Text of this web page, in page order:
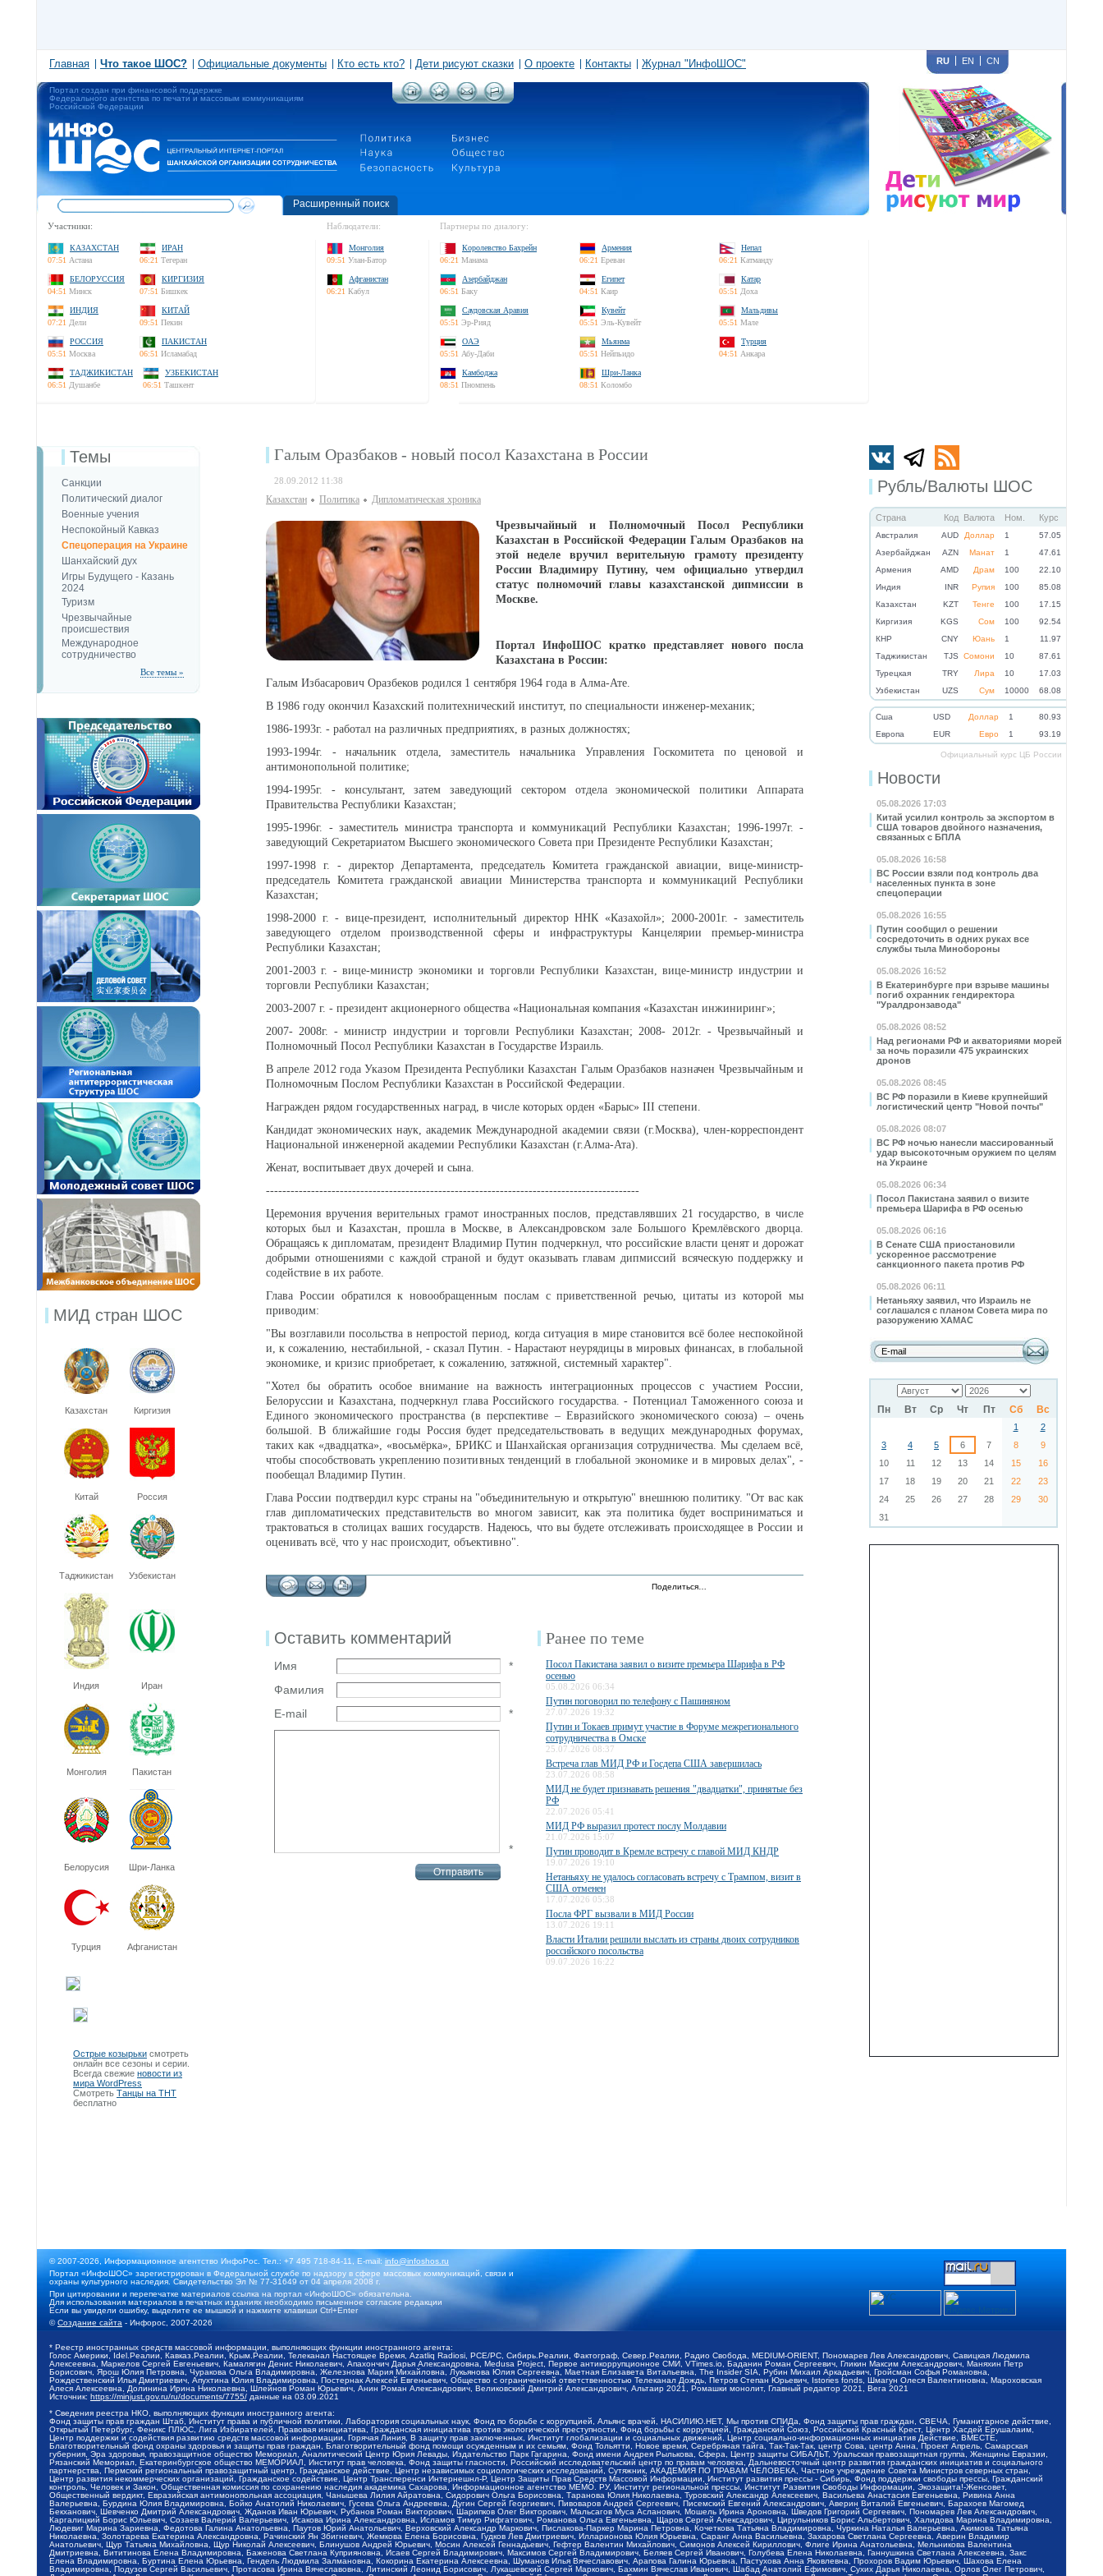
Главная Что такое ШОС? Официальные документы Кто есть кто? Дети рисуют сказки О проекте Контакты Журнал "ИнфоШОС" RU EN CN
Портал создан при финансовой поддержке
Федерального агентства по печати и массовым коммуникациям
Российской Федерации
Расширенный поиск
Участники:
КАЗАХСТАН
07:51 Астана
ИРАН
06:21 Тегеран
БЕЛОРУССИЯ
04:51 Минск
КИРГИЗИЯ
07:51 Бишкек
ИНДИЯ
07:21 Дели
КИТАЙ
09:51 Пекин
РОССИЯ
05:51 Москва
ПАКИСТАН
06:51 Исламабад
ТАДЖИКИСТАН
06:51 Душанбе
УЗБЕКИСТАН
06:51 Ташкент
Наблюдатели:
Монголия
09:51 Улан-Батор
Афганистан
06:21 Кабул
Партнеры по диалогу:
Королевство Бахрейн
06:21 Манама
Армения
06:21 Ереван
Непал
06:21 Катманду
Азербайджан
06:51 Баку
Египет
04:51 Каир
Катар
05:51 Доха
Саудовская Аравия
05:51 Эр-Рияд
Кувейт
05:51 Эль-Кувейт
Мальдивы
05:51 Мале
ОАЭ
05:51 Абу-Даби
Мьянма
05:51 Нейпьидо
Турция
04:51 Анкара
Камбоджа
08:51 Пномпень
Шри-Ланка
08:51 Коломбо
Рубль/Валюты ШОС
Страна Код Валюта Ном. Курс
Австралия AUD Доллар 1
57.05
Азербайджан
AZN Манат 1
47.61
Армения
AMD Драм 100
22.10
Индия
INR Рупия 100
85.08
Казахстан
KZT Тенге 100
17.15
Киргизия
KGS Сом 100
92.54
КНР
CNY Юань 1
11.97
Таджикистан
TJS Сомони 10
87.61
Турецкая
TRY Лира 10
17.03
Узбекистан
UZS Сум 10000 68.08
Cша USD Доллар 1
80.93
Eвропа
EUR Евро 1 93.19
Официальный курс ЦБ России
Новости
05.08.2026 17:03
Китай усилил контроль за экспортом в
США товаров двойного назначения,
связанных с БПЛА
05.08.2026 16:58
ВС России взяли под контроль два
населенных пункта в зоне
спецоперации
05.08.2026 16:55
Путин сообщил о решении
сосредоточить в одних руках все
службы тыла Минобороны
05.08.2026 16:52
В Екатеринбурге при взрыве машины
погиб охранник гендиректора
"Уралдронзавода"
05.08.2026 08:52
Над регионами РФ и акваториями морей
за ночь поразили 475 украинских
дронов
05.08.2026 08:45
ВС РФ поразили в Киеве крупнейший
логистический центр "Новой почты"
05.08.2026 08:07
ВС РФ ночью нанесли массированный
удар высокоточным оружием по целям
на Украине
05.08.2026 06:34
Посол Пакистана заявил о визите
премьера Шарифа в РФ осенью
05.08.2026 06:16
В Сенате США приостановили
ускоренное рассмотрение
санкционного пакета против РФ
05.08.2026 06:11
Нетаньяху заявил, что Израиль не
соглашался с планом Совета мира по
разоружению ХАМАС
Пн Вт Ср Чт Пт Сб Вс
1
2
3
4 5 6 7 8
9
10
11 12 13 14 15
16
17
18 19 20 21 22
23
24
25 26 27 28 29
30
31
Темы
Санкции
Политический диалог
Военные учения
Неспокойный Кавказ
Спецоперация на Украине
Шанхайский дух
Игры Будущего - Казань
2024
Туризм
Чрезвычайные
происшествия
Международное
сотрудничество
Все темы »
МИД стран ШОС
Казахстан Киргизия
Китай Россия
Таджикистан Узбекистан
Индия Иран
Монголия Пакистан
Белорусия Шри-Ланка
Турция Афганистан
Острые козырьки смотреть
онлайн все сезоны и серии.
Всегда свежие новости из
мира WordPress
Смотреть Танцы на ТНТ
бесплатно
Галым Оразбаков - новый посол Казахстана в России
28.09.2012 11:38
Казахстан Политика Дипломатическая хроника
Чрезвычайный и Полномочный Посол Республики
Казахстан в Российской Федерации Галым Оразбаков на
этой неделе вручил верительную грамоту президенту
России Владимиру Путину, чем официально утвердил
статус полномочий главы казахстанской дипмиссии в
Москве.
Портал ИнфоШОС кратко представляет нового посла
Казахстана в России:
Галым Избасарович Оразбеков родился 1 сентября 1964 года в Алма-Ате.
В 1986 году окончил Казахский политехнический институт, по специальности инженер-механик;
1986-1993г. - работал на различных предприятиях, в разных должностях;
1993-1994г. - начальник отдела, заместитель начальника Управления Госкомитета по ценовой и
антимонопольной политике;
1994-1995г. - консультант, затем заведующий сектором отдела экономической политики Аппарата
Правительства Республики Казахстан;
1995-1996г. - заместитель министра транспорта и коммуникаций Республики Казахстан; 1996-1997г. -
заведующий Секретариатом Высшего экономического Совета при Президенте Республики Казахстан;
1997-1998 г. - директор Департамента, председатель Комитета гражданской авиации, вице-министр-
председатель Комитета гражданской авиации Министерства транспорта и коммуникаций Республики
Казахстан;
1998-2000 г. - вице-президент, исполнительный директор ННК «Казахойл»; 2000-2001г. - заместитель
заведующего отделом производственной сферы и инфраструктуры Канцелярии премьер-министра
Республики Казахстан;
2001-2003 г. - вице-министр экономики и торговли Республики Казахстан, вице-министр индустрии и
торговли Республики Казахстан;
2003-2007 г. - президент акционерного общества «Национальная компания «Казахстан инжиниринг»;
2007- 2008г. - министр индустрии и торговли Республики Казахстан; 2008- 2012г. - Чрезвычайный и
Полномочный Посол Республики Казахстан в Государстве Израиль.
В апреле 2012 года Указом Президента Республики Казахстан Галым Оразбаков назначен Чрезвычайным и
Полномочным Послом Республики Казахстан в Российской Федерации.
Награжден рядом государственных наград, в числе которых орден «Барыс» III степени.
Кандидат экономических наук, академик Международной академии связи (г.Москва), член-корреспондент
Национальной инженерной академии Республики Казахстан (г.Алма-Ата).
Женат, воспитывает двух дочерей и сына.
-------------------------------------------------------------------------------------------
Церемония вручения верительных грамот иностранных послов, представлявших 21 государство, в числе
которых был и Казахстан, прошла в Москве, в Александровском зале Большого Кремлёвского дворца.
Обращаясь к дипломатам, президент Владимир Путин подчеркнул, что российские власти ценят и дорожат
добрыми отношениями с каждой страной и будут оказывать главам дипмиссий всяческую поддержку и
содействие в их работе.
Глава России обратился к новообращенным послам с приветственной речью, цитаты из которой мы
приводим:
"Вы возглавили посольства в непростой период, когда ситуация в мире становится всё более неспокойной
и, к сожалению, нестабильной, - сказал Путин. - Нарастают неурядицы в мировых финансах, в глобальной
экономике, и кризис приобретает, к сожалению, затяжной, системный характер".
"Хотел бы обратить особое внимание на важность интеграционных процессов с участием России,
Белоруссии и Казахстана, подчеркнул глава Российского государства. - Потенциал Таможенного союза и
Единого экономического пространства (в перспективе – Евразийского экономического союза) – очень
большой. В ближайшие годы Россия будет председательствовать в ведущих международных форумах,
таких как «двадцатка», «восьмёрка», БРИКС и Шанхайская организация сотрудничества. Мы сделаем всё,
чтобы способствовать укреплению позитивных тенденций в глобальной экономике и в мировых делах", -
пообещал Владимир Путин.
Глава России подтвердил курс страны на "объединительную и открытую" внешнюю политику. "От вас как
глав дипломатических представительств во многом зависит, как эта политика будет восприниматься и
трактоваться в столицах ваших государств. Надеюсь, что вы будете отслеживать происходящее в России и
оценивать всё, что у нас происходит, объективно".
Поделиться…
Оставить комментарий
Имя
*
Фамилия
E-mail
*
*
Ранее по теме
Посол Пакистана заявил о визите премьера Шарифа в РФ
осенью
05.08.2026 06:34
Путин поговорил по телефону с Пашиняном
27.07.2026 19:32
Путин и Токаев примут участие в Форуме межрегионального
сотрудничества в Омске
25.07.2026 08:37
Встреча глав МИД РФ и Госдепа США завершилась
23.07.2026 08:58
МИД не будет признавать решения "двадцатки", принятые без
РФ
22.07.2026 05:41
МИД РФ выразил протест послу Молдавии
21.07.2026 15:07
Путин проводит в Кремле встречу с главой МИД КНДР
19.07.2026 19:10
Нетаньяху не удалось согласовать встречу с Трампом, визит в
США отменен
17.07.2026 05:38
Посла ФРГ вызвали в МИД России
13.07.2026 19:11
Власти Италии решили выслать из страны двоих сотрудников
российского посольства
09.07.2026 16:22
© 2007-2026, Информационное агентство ИнфоРос. Тел.: +7 495 718-84-11, E-mail:info@infoshos.ru
Портал «ИнфоШОС» зарегистрирован в Федеральной службе по надзору в сфере массовых коммуникаций, связи и
охраны культурного наследия. Свидетельство Эл № 77-31649 от 04 апреля 2008 г.
При цитировании и перепечатке материалов ссылка на портал «ИнфоШОС» обязательна.
Для использования материалов в печатных изданиях необходимо письменное согласие редакции
Если вы увидели ошибку, выделите ее мышкой и нажмите клавиши Ctrl+Enter
©Создание сайта - Инфорос, 2007-2026
* Реестр иностранных средств массовой информации, выполняющих функции иностранного агента:
Голос Америки, Idel.Реалии, Кавказ.Реалии, Крым.Реалии, Телеканал Настоящее Время, Azatliq Radiosi, PCE/PC, Сибирь.Реалии, Фактограф, Север.Реалии, Радио Свобода, MEDIUM-ORIENT, Пономарев Лев Александрович, Савицкая Людмила
Алексеевна, Маркелов Сергей Евгеньевич, Камалягин Денис Николаевич, Апахончич Дарья Александровна, Medusa Project, Первое антикоррупционное СМИ, VTimes.io, Баданин Роман Сергеевич, Гликин Максим Александрович, Маняхин Петр
Борисович, Ярош Юлия Петровна, Чуракова Ольга Владимировна, Железнова Мария Михайловна, Лукьянова Юлия Сергеевна, Маетная Елизавета Витальевна, The Insider SIA, Рубин Михаил Аркадьевич, Гройсман Софья Романовна,
Рождественский Илья Дмитриевич, Апухтина Юлия Владимировна, Постернак Алексей Евгеньевич, Общество с ограниченной ответственностью Телеканал Дождь, Петров Степан Юрьевич, Istories fonds, Шмагун Олеся Валентиновна, Мароховская
Алеся Алексеевна, Долинина Ирина Николаевна, Шлейнов Роман Юрьевич, Анин Роман Александрович, Великовский Дмитрий Александрович, Альтаир 2021, Ромашки монолит, Главный редактор 2021, Вега 2021
Источник: https://minjust.gov.ru/ru/documents/7755/ данные на 03.09.2021
* Сведения реестра НКО, выполняющих функции иностранного агента:
Фонд защиты прав граждан Штаб, Институт права и публичной политики, Лаборатория социальных наук, Фонд по борьбе с коррупцией, Альянс врачей, НАСИЛИЮ.НЕТ, Мы против СПИДа, Фонд защиты прав граждан, СВЕЧА, Гуманитарное действие,
Открытый Петербург, Феникс ПЛЮС, Лига Избирателей, Правовая инициатива, Гражданская инициатива против экологической преступности, Фонд борьбы с коррупцией, Гражданский Союз, Российский Красный Крест, Центр Хасдей Ерушалаим,
Центр поддержки и содействия развитию средств массовой информации, Горячая Линия, В защиту прав заключенных, Институт глобализации и социальных движений, Центр социально-информационных инициатив Действие, ВМЕСТЕ,
Благотворительный фонд охраны здоровья и защиты прав граждан, Благотворительный фонд помощи осужденным и их семьям, Фонд Тольятти, Новое время, Серебряная тайга, Так-Так-Так, центр Сова, центр Анна, Проект Апрель, Самарская
губерния, Эра здоровья, правозащитное общество Мемориал, Аналитический Центр Юрия Левады, Издательство Парк Гагарина, Фонд имени Андрея Рылькова, Сфера, Центр защиты СИБАЛЬТ, Уральская правозащитная группа, Женщины Евразии,
Рязанский Мемориал, Екатеринбургское общество МЕМОРИАЛ, Институт прав человека, Фонд защиты гласности, Российский исследовательский центр по правам человека, Дальневосточный центр развития гражданских инициатив и социального
партнерства, Пермский региональный правозащитный центр, Гражданское действие, Центр независимых социологических исследований, Сутяжник, АКАДЕМИЯ ПО ПРАВАМ ЧЕЛОВЕКА, Частное учреждение Совета Министров северных стран,
Центр развития некоммерческих организаций, Гражданское содействие, Центр Трансперенси Интернешнл-Р, Центр Защиты Прав Средств Массовой Информации, Институт развития прессы - Сибирь, Фонд поддержки свободы прессы, Гражданский
контроль, Человек и Закон, Общественная комиссия по сохранению наследия академика Сахарова, Информационное агентство МЕМО. РУ, Институт региональной прессы, Институт Развития Свободы Информации, Экозащита!-Женсовет,
Общественный вердикт, Евразийская антимонопольная ассоциация, Чанышева Лилия Айратовна, Сидорович Ольга Борисовна, Таранова Юлия Николаевна, Туровский Александр Алексеевич, Васильева Анастасия Евгеньевна, Ривина Анна
Валерьевна, Бурдина Юлия Владимировна, Бойко Анатолий Николаевич, Гусева Ольга Андреевна, Дугин Сергей Георгиевич, Пивоваров Андрей Сергеевич, Писемский Евгений Александрович, Аверин Виталий Евгеньевич, Барахоев Магомед
Бекханович, Шевченко Дмитрий Александрович, Жданов Иван Юрьевич, Рубанов Роман Викторович, Шарипков Олег Викторович, Мальсагов Муса Асланович, Мошель Ирина Ароновна, Шведов Григорий Сергеевич, Пономарев Лев Александрович,
Каргалицкий Борис Юльевич, Созаев Валерий Валерьевич, Исакова Ирина Александровна, Исламов Тимур Рифгатович, Романова Ольга Евгеньевна, Щаров Сергей Алексадрович, Цирульников Борис Альбертович, Халидова Марина Владимировна,
Людевиг Марина Зариевна, Федотова Галина Анатольевна, Паутов Юрий Анатольевич, Верховский Александр Маркович, Пислакова-Паркер Марина Петровна, Кочеткова Татьяна Владимировна, Чуркина Наталья Валерьевна, Акимова Татьяна
Николаевна, Золотарева Екатерина Александровна, Рачинский Ян Збигневич, Жемкова Елена Борисовна, Гудков Лев Дмитриевич, Илларионова Юлия Юрьевна, Саранг Анна Васильевна, Захарова Светлана Сергеевна, Аверин Владимир
Анатольевич, Щур Татьяна Михайловна, Щур Николай Алексеевич, Блинушов Андрей Юрьевич, Мосин Алексей Геннадьевич, Гефтер Валентин Михайлович, Симонов Алексей Кириллович, Флиге Ирина Анатольевна, Мельникова Валентина
Дмитриевна, Вититинова Елена Владимировна, Баженова Светлана Куприяновна, Исаев Сергей Владимирович, Максимов Сергей Владимирович, Беляев Сергей Иванович, Голубева Елена Николаевна, Ганнушкина Светлана Алексеевна, Закс
Елена Владимировна, Буртина Елена Юрьевна, Гендель Людмила Залмановна, Кокорина Екатерина Алексеевна, Шуманов Илья Вячеславович, Арапова Галина Юрьевна, Пастухова Анна Яковлевна, Прохоров Вадим Юрьевич, Шахова Елена
Владимировна, Подузов Сергей Васильевич, Протасова Ирина Вячеславовна, Литинский Леонид Борисович, Лукашевский Сергей Маркович, Бахмин Вячеслав Иванович, Шабад Анатолий Ефимович, Сухих Дарья Николаевна, Орлов Олег Петрович,